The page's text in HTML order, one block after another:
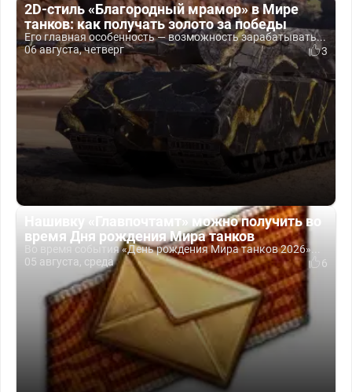
2D-стиль «Благородный мрамор» в Мире
танков: как получать золото за победы
Его главная особенность — возможность зарабатывать...
06 августа, четверг
3
Нашивку «Главпочтамт» можно получить во
время Дня рождения Мира танков
Во время события «День рождения Мира танков 2026»...
05 августа, среда
6